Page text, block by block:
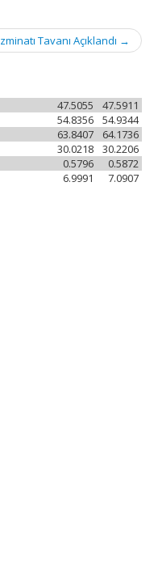
Tavanı Açıklandı →
47.5911
47.5055
54.9344
54.8356
64.1736
63.8407
30.2206
30.0218
0.5872
0.5796
7.0907
6.9991